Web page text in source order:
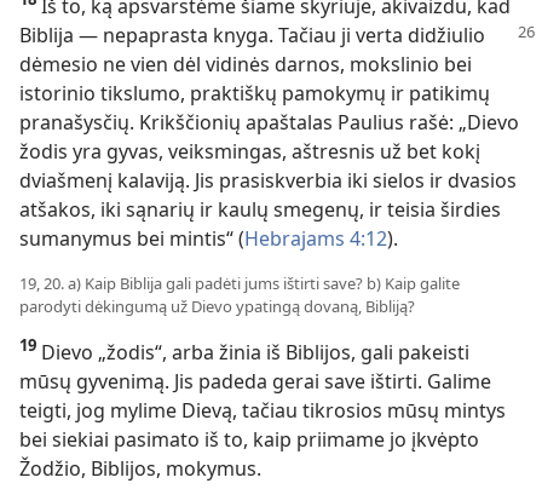
Iš to, ką apsvarstėme šiame skyriuje, akivaizdu, kad
Biblija — nepaprasta knyga. Tačiau ji verta didžiulio
dėmesio ne vien dėl vidinės darnos, mokslinio bei
istorinio tikslumo, praktiškų pamokymų ir patikimų
pranašysčių. Krikščionių apaštalas Paulius rašė: „Dievo
žodis yra gyvas, veiksmingas, aštresnis už bet kokį
dviašmenį kalaviją. Jis prasiskverbia iki sielos ir dvasios
atšakos, iki sąnarių ir kaulų smegenų, ir teisia širdies
sumanymus bei mintis“ (Hebrajams 4:12).
19, 20. a) Kaip Biblija gali padėti jums ištirti save? b) Kaip galite
parodyti dėkingumą už Dievo ypatingą dovaną, Bibliją?
19 Dievo „žodis“, arba žinia iš Biblijos, gali pakeisti
mūsų gyvenimą. Jis padeda gerai save ištirti. Galime
teigti, jog mylime Dievą, tačiau tikrosios mūsų mintys
bei siekiai pasimato iš to, kaip priimame jo įkvėpto
Žodžio, Biblijos, mokymus.